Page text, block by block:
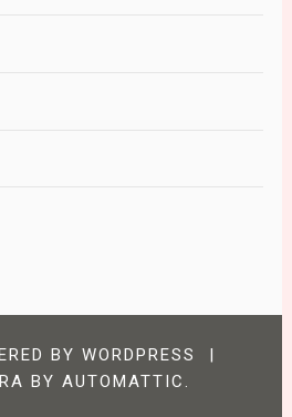
BY WORDPRESS
|
BY AUTOMATTIC.